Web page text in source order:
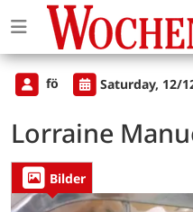
fö Saturday, 12/
Lorraine
Bilder